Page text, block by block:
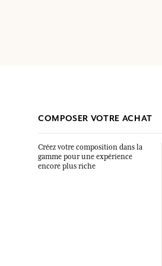
COMPOSER VOTRE ACHAT
Créez votre composition dans la
gamme pour une expérience
encore plus riche